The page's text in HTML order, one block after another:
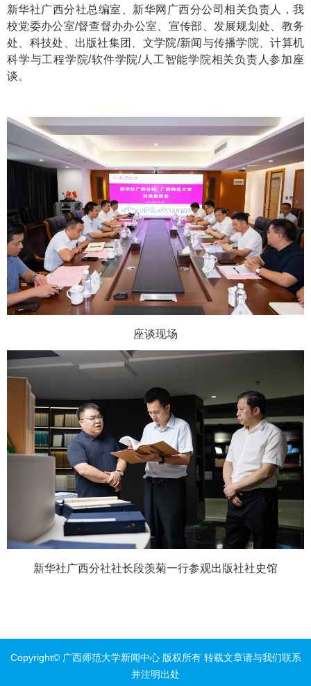
新华社广西分社总编室、新华网广西分公司相关负责人，我
校党委办公室/督查督办办公室、宣传部、发展规划处、教务
处、科技处、出版社集团、文学院/新闻与传播学院、计算机
科学与工程学院/软件学院/人工智能学院相关负责人参加座
谈。
座谈现场
新华社广西分社社长段羡菊一行参观出版社社史馆
Copyright© 广西师范大学新闻中心 版权所有 转载文章请与我们联系
并注明出处